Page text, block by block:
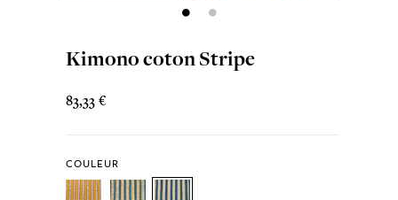
Kimono coton Stripe
83,33 €
COULEUR